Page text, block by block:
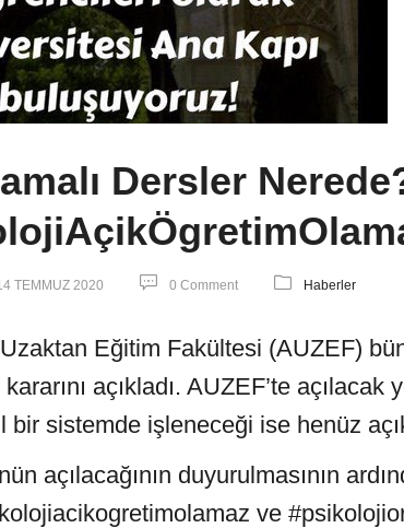
Dersler
TEMMUZ 2020 0 Comment Haberler
Eğitim Fakültesi (AUZEF)
açıkladı. AUZEF’te
sistemde işleneceği ise henüz
açılacağının duyurulmasının
ve